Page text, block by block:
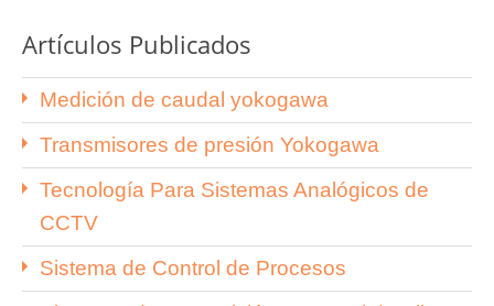
Artículos Publicados
Medición de caudal yokogawa
Transmisores de presión Yokogawa
Tecnología Para Sistemas Analógicos de
CCTV
Sistema de Control de Procesos